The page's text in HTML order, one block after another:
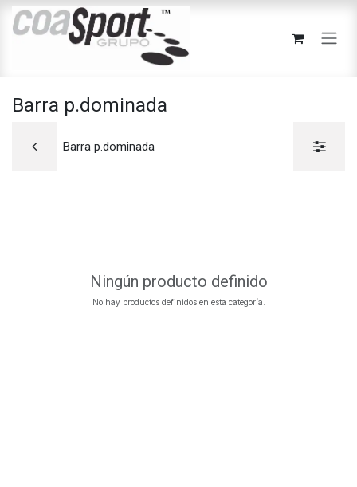
Ir al contenido
Barra p.dominada
Barra p.dominada
Ningún producto definido
No hay productos definidos en esta categoría.